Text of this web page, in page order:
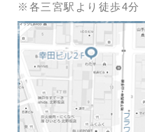
※各三宮駅より徒歩4分